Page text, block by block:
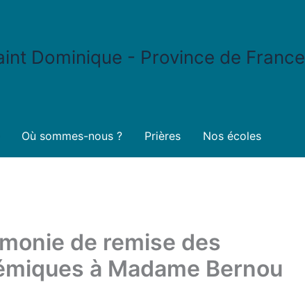
Dominique - Province de France
Où sommes-nous ? Prières Nos écoles
de remise des
à Madame Bernou